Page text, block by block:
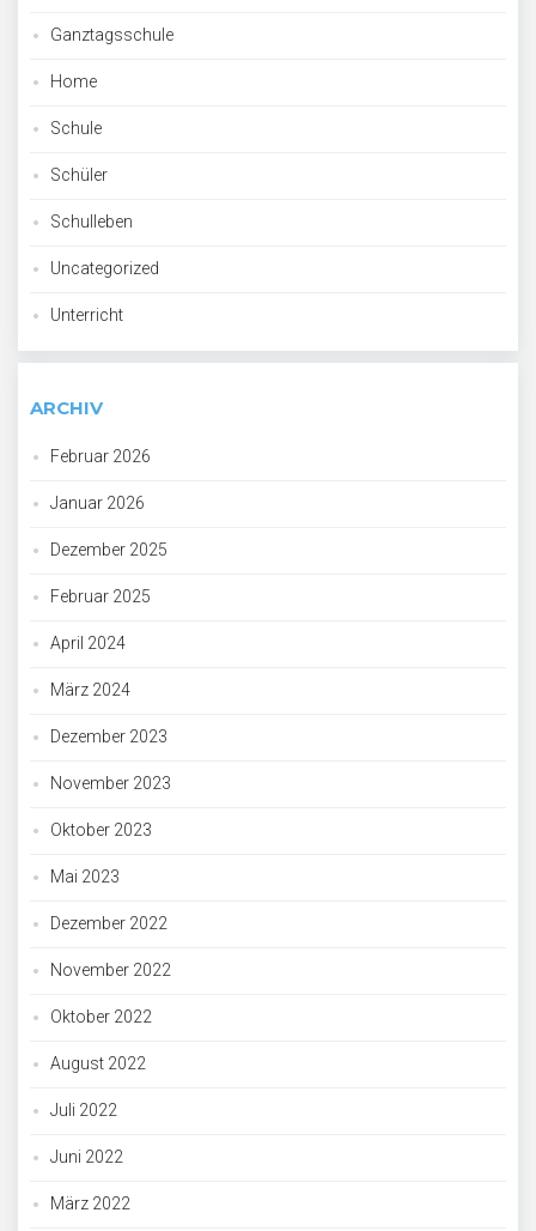
Ganztagsschule
Home
Schule
Schüler
Schulleben
Uncategorized
Unterricht
ARCHIV
Februar 2026
Januar 2026
Dezember 2025
Februar 2025
April 2024
März 2024
Dezember 2023
November 2023
Oktober 2023
Mai 2023
Dezember 2022
November 2022
Oktober 2022
August 2022
Juli 2022
Juni 2022
März 2022